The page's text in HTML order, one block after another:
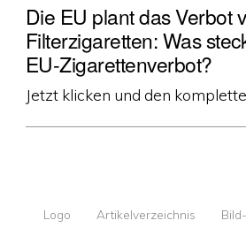
Die EU plant das Verbot
Filterzigaretten: Was
EU-Zigarettenverbot?
Jetzt klicken und den
Logo Artikelverzeichnis